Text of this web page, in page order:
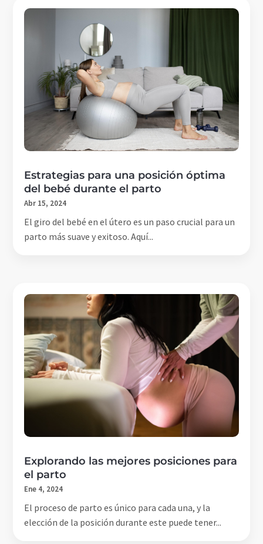
Estrategias para una posición óptima
del bebé durante el parto
Abr 15, 2024
El giro del bebé en el útero es un paso crucial para un
parto más suave y exitoso. Aquí...
Explorando las mejores posiciones para
el parto
Ene 4, 2024
El proceso de parto es único para cada una, y la
elección de la posición durante este puede tener...